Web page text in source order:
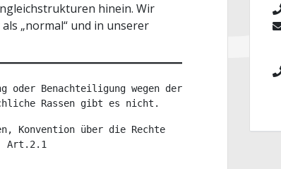
hinein. Wir
„normal“ und in unserer
Benachteiligung wegen der
Rassen gibt es nicht.
Konvention über die Rechte
Art.2.1